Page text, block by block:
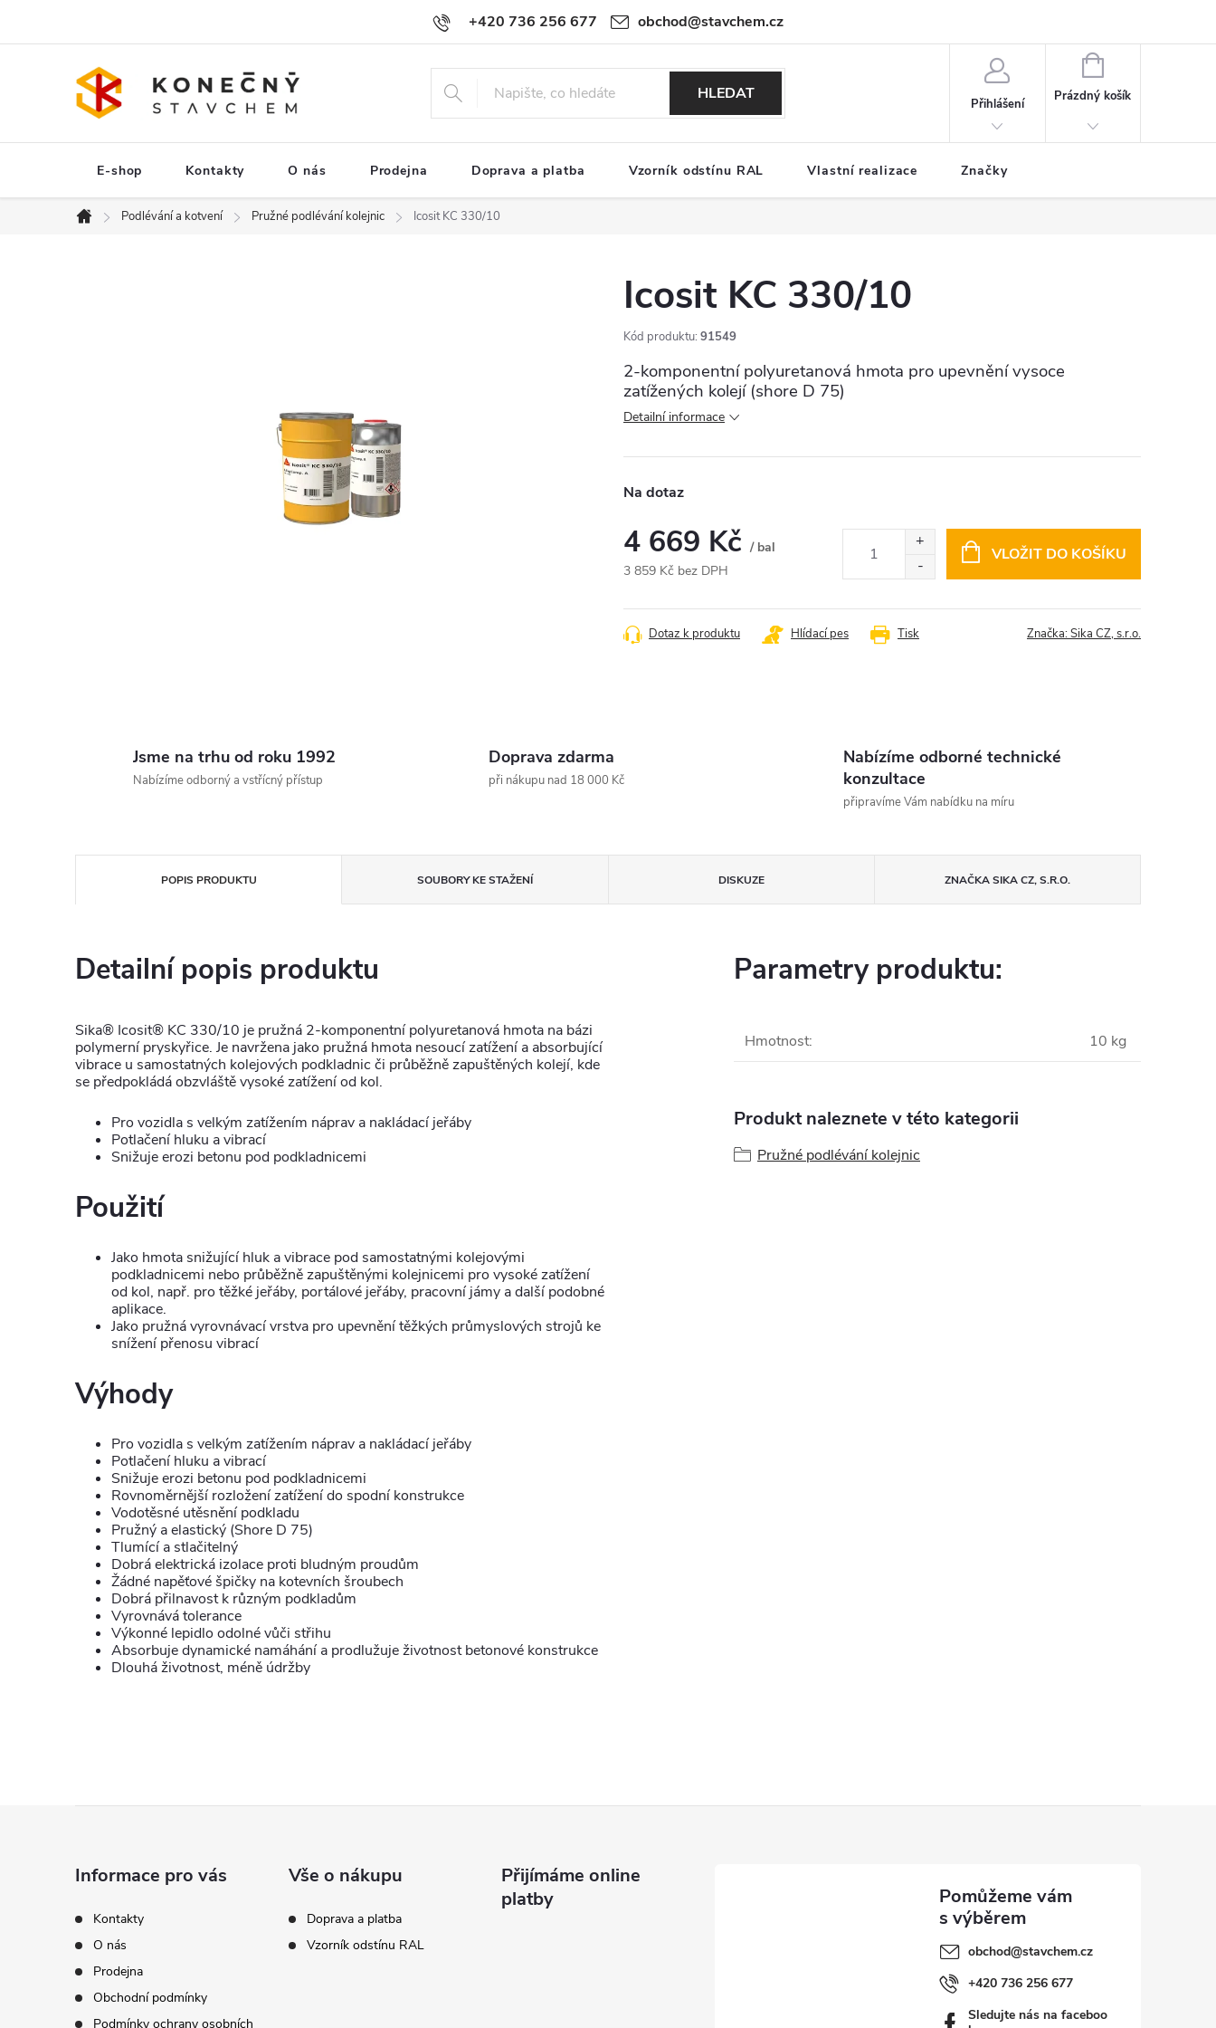
obsah
+420 736 256 677 obchod@stavchem.cz
HLEDAT
Přihlášení
NÁKUPNÍ
KOŠÍK
Prázdný košík
E-shop Kontakty O nás Prodejna Doprava a platba Vzorník odstínu RAL Vlastní realizace Značky
Domů
Podlévání a kotvení Pružné podlévání kolejnic Icosit KC 330/10
Icosit KC 330/10
Kód produktu: 91549
2-komponentní polyuretanová hmota pro upevnění vysoce
zatížených kolejí (shore D 75)
Detailní informace
Na dotaz
4 669 Kč / bal
3 859 Kč bez DPH
VLOŽIT DO KOŠÍKU
Tisk
Dotaz k produktu Hlídací pes Značka:Sika CZ, s.r.o.
Jsme na trhu od roku 1992
Nabízíme odborný a vstřícný přístup
Doprava zdarma
při nákupu nad 18 000 Kč
Nabízíme odborné technické
konzultace
připravíme Vám nabídku na míru
POPIS PRODUKTU SOUBORY KE STAŽENÍ DISKUZE ZNAČKASIKA CZ, S.R.O.
Detailní popis produktu
Sika® Icosit® KC 330/10 je pružná 2-komponentní polyuretanová hmota na bázi
polymerní pryskyřice. Je navržena jako pružná hmota nesoucí zatížení a absorbující
vibrace u samostatných kolejových podkladnic či průběžně zapuštěných kolejí, kde
se předpokládá obzvláště vysoké zatížení od kol.
Pro vozidla s velkým zatížením náprav a nakládací jeřáby
Potlačení hluku a vibrací
Snižuje erozi betonu pod podkladnicemi
Použití
Jako hmota snižující hluk a vibrace pod samostatnými kolejovými
podkladnicemi nebo průběžně zapuštěnými kolejnicemi pro vysoké zatížení
od kol, např. pro těžké jeřáby, portálové jeřáby, pracovní jámy a další podobné
aplikace.
Jako pružná vyrovnávací vrstva pro upevnění těžkých průmyslových strojů ke
snížení přenosu vibrací
Výhody
Pro vozidla s velkým zatížením náprav a nakládací jeřáby
Potlačení hluku a vibrací
Snižuje erozi betonu pod podkladnicemi
Rovnoměrnější rozložení zatížení do spodní konstrukce
Vodotěsné utěsnění podkladu
Pružný a elastický (Shore D 75)
Tlumící a stlačitelný
Dobrá elektrická izolace proti bludným proudům
Žádné napěťové špičky na kotevních šroubech
Dobrá přilnavost k různým podkladům
Vyrovnává tolerance
Výkonné lepidlo odolné vůči střihu
Absorbuje dynamické namáhání a prodlužuje životnost betonové konstrukce
Dlouhá životnost, méně údržby
Parametry produktu:
Hmotnost: 10 kg
Produkt naleznete v této kategorii
Pružné podlévání kolejnic
Informace pro vás
Kontakty
O nás
Prodejna
Obchodní podmínky
Podmínky ochrany osobních
Vše o nákupu
Doprava a platba
Vzorník odstínu RAL
Přijímáme online
platby
obchod@stavchem.cz
+420 736 256 677
Sledujte nás na faceboo